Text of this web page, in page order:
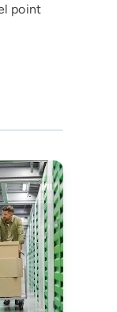
point